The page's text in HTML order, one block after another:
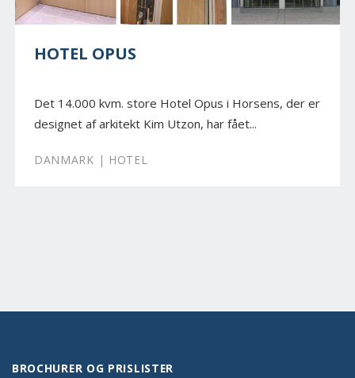
HOTEL OPUS
Det 14.000 kvm. store Hotel Opus i Horsens, der er
designet af arkitekt Kim Utzon, har fået...
DANMARK | HOTEL
BROCHURER OG PRISLISTER